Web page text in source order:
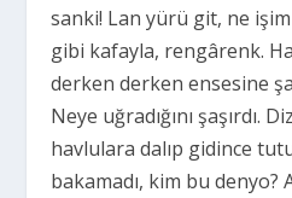
sanki! Lan yürü git, ne
gibi kafayla, rengârenk.
derken derken ensesine
Neye uğradığını şaşırdı.
havlulara dalıp gidince
bakamadı, kim bu denyo?